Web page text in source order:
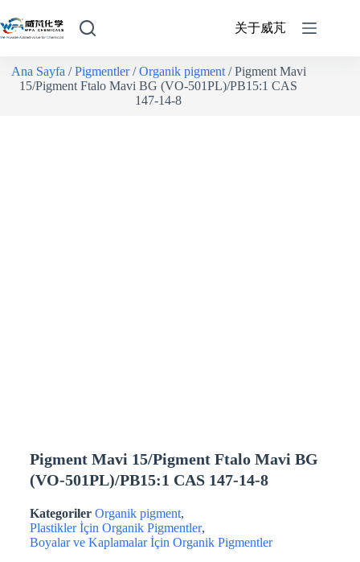
关于威芃
Ana Sayfa /Pigmentler/Organik pigment/ Pigment Mavi
15/Pigment Ftalo Mavi BG (VO-501PL)/PB15:1 CAS
147-14-8
Pigment Mavi 15/Pigment Ftalo Mavi BG
(VO-501PL)/PB15:1 CAS 147-14-8
Kategoriler Organik pigment,
Plastikler İçin Organik Pigmentler,
Boyalar ve Kaplamalar İçin Organik Pigmentler